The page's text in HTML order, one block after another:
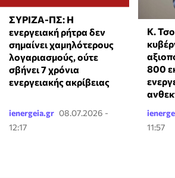
ΣΥΡΙΖΑ-ΠΣ: Η
ενεργειακή ρήτρα δεν
σημαίνει χαμηλότερους
λογαριασμούς, ούτε
σβήνει 7 χρόνια
ενεργειακής ακρίβειας
ienergeia.gr 08.07.2026 -
12:17
Κ.
800
11:57